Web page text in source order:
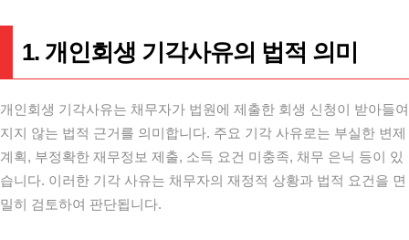
1. 개인회생 기각사유의 법적 의미
개인회생 기각사유는 채무자가 법원에 제출한 회생 신청이 받아들여
지지 않는 법적 근거를 의미합니다. 주요 기각 사유로는 부실한 변제
계획, 부정확한 재무정보 제출, 소득 요건 미충족, 채무 은닉 등이 있
습니다. 이러한 기각 사유는 채무자의 재정적 상황과 법적 요건을 면
밀히 검토하여 판단됩니다.